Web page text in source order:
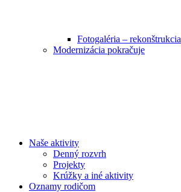
Fotogaléria – rekonštrukcia
Modernizácia pokračuje
Naše aktivity
Denný rozvrh
Projekty
Krúžky a iné aktivity
Oznamy rodičom